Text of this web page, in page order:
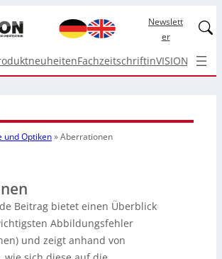
Newslett
er
FachzeitschriftinVISION Top
und Optiken»Aberrationen
Beitrag bietet einen Überblick
Abbildungsfehler
und zeigt anhand von